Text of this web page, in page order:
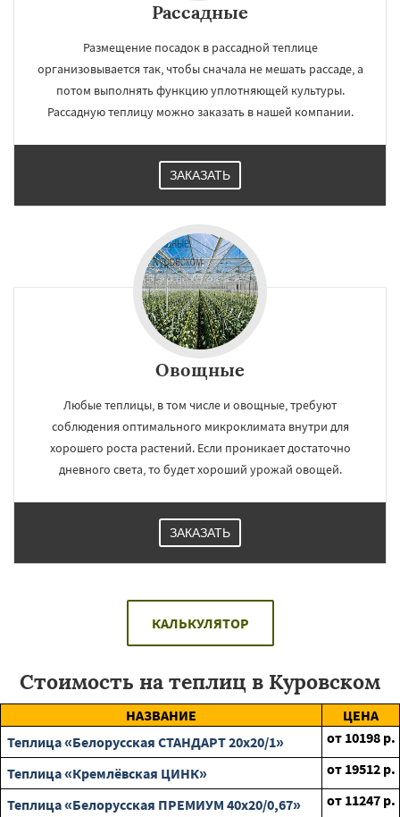
Рассадные
Размещение посадок в рассадной теплице
организовывается так, чтобы сначала не мешать рассаде, а
потом выполнять функцию уплотняющей культуры.
Рассадную теплицу можно заказать в нашей компании.
ЗАКАЗАТЬ
Овощные
Любые теплицы, в том числе и овощные, требуют
соблюдения оптимального микроклимата внутри для
хорошего роста растений. Если проникает достаточно
дневного света, то будет хороший урожай овощей.
ЗАКАЗАТЬ
КАЛЬКУЛЯТОР
Стоимость на теплиц в Куровском
НАЗВАНИЕ
ЦЕНА
Теплица «Белорусская СТАНДАРТ 20х20/1»
от 10198 р.
Теплица «Кремлёвская ЦИНК»
от 19512 р.
Теплица «Белорусская ПРЕМИУМ 40х20/0,67»
от 11247 р.